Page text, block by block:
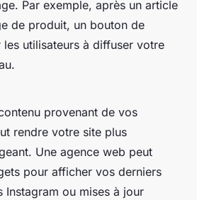
Par exemple, après un article
de produit, un bouton de
utilisateurs à diffuser votre
provenant de vos
rendre votre site plus
Une agence web peut
pour afficher vos derniers
Instagram ou mises à jour